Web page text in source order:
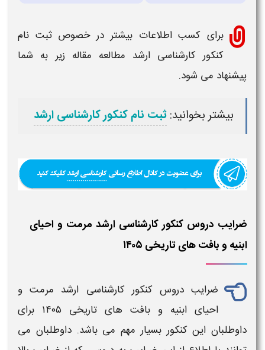
برای کسب اطلاعات بیشتر در خصوص ثبت نام
کنکورکارشناسی ارشد مطالعه مقاله زیر به شما
پیشنهاد می شود.
بیشتر بخوانید:ثبت نام کنکور کارشناسی ارشد
ضرایب دروس کنکور کارشناسی ارشد مرمت و احیای
ابنیه و بافت های تاریخی ۱۴۰۵
ضرایب دروس کنکور کارشناسی ارشد مرمت و
احیای ابنیه و بافت های تاریخی ۱۴۰۵ برای
داوطلبان این کنکور بسیار مهم می باشد. داوطلبان می